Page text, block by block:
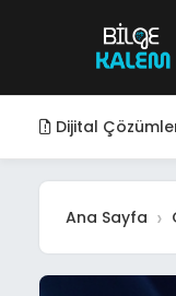
Dijital
Ana Sayfa